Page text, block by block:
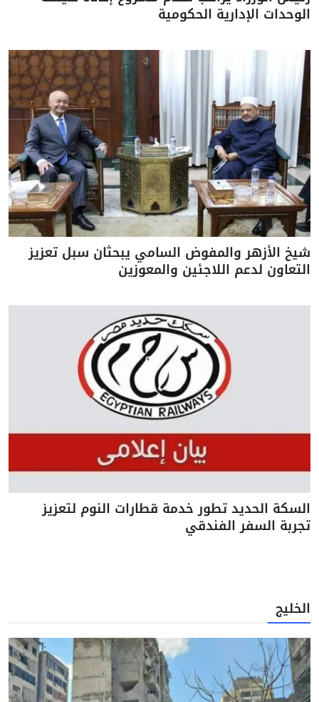
الوحدات الإدارية الحكومية
شيخ الأزهر والمفوض السامي يبحثان سبل تعزيز
التعاون لدعم اللاجئين والمعوزين
السكة الحديد تطور خدمة قطارات النوم لتعزيز
تجربة السفر الفندقي
الخليج